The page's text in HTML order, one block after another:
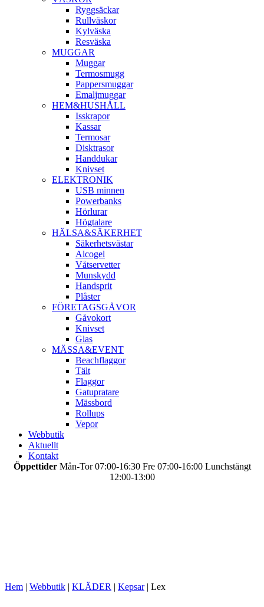
Ryggsäckar
Rullväskor
Kylväska
Resväska
MUGGAR
Muggar
Termosmugg
Pappersmuggar
Emaljmuggar
HEM&HUSHÅLL
Isskrapor
Kassar
Termosar
Disktrasor
Handdukar
Knivset
ELEKTRONIK
USB minnen
Powerbanks
Hörlurar
Högtalare
HÄLSA&SÄKERHET
Säkerhetsvästar
Alcogel
Våtservetter
Munskydd
Handsprit
Plåster
FÖRETAGSGÅVOR
Gåvokort
Knivset
Glas
MÄSSA&EVENT
Beachflaggor
Tält
Flaggor
Gatupratare
Mässbord
Rollups
Vepor
Webbutik
Aktuellt
Kontakt
ÖppettiderMån-Tor 07:00-16:30 Fre 07:00-16:00 Lunchstängt
12:00-13:00
Hem | Webbutik | KLÄDER | Kepsar| Lex